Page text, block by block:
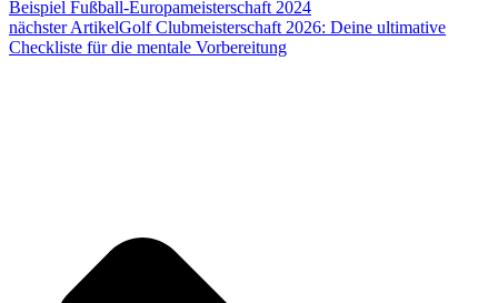
Beispiel Fußball-Europameisterschaft 2024
nächster ArtikelGolf Clubmeisterschaft 2026: Deine ultimative
Checkliste für die mentale Vorbereitung